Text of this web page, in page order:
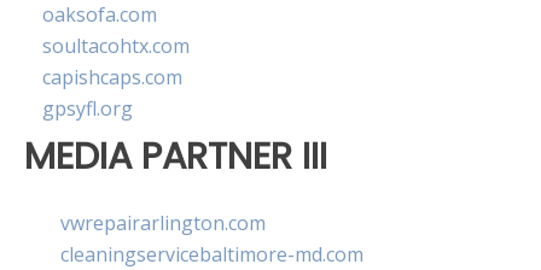
oaksofa.com
soultacohtx.com
capishcaps.com
gpsyfl.org
MEDIA PARTNER III
vwrepairarlington.com
cleaningservicebaltimore-md.com